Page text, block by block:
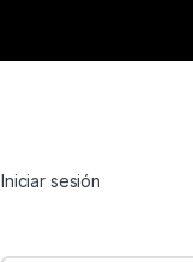
Iniciar sesión